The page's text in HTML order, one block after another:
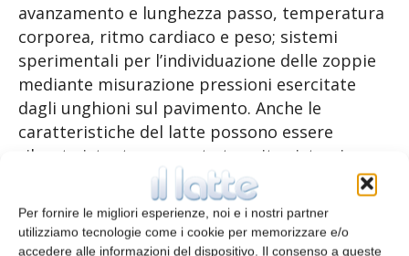
Per fornire le migliori esperienze, noi e i nostri partner
utilizziamo tecnologie come i cookie per memorizzare e/o
accedere alle informazioni del dispositivo. Il consenso a queste
avanzamento e lunghezza passo, temperatura
corporea, ritmo cardiaco e peso; sistemi
sperimentali per l’individuazione delle zoppie
mediante misurazione pressioni esercitate
dagli unghioni sul pavimento. Anche le
caratteristiche del latte possono essere
rilevate istantaneamente tramite sistemi per
misurazione per singola vacca di diversi
parametri, quali grasso, proteine, lattosio,
cellule somatiche, eventuali tracce di sangue.